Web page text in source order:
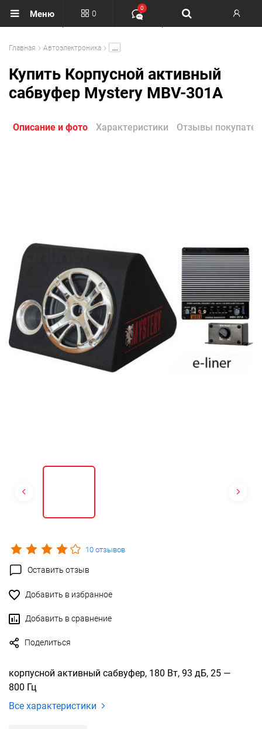
Меню 0
0
Главная Автоэлектроника
Купить Корпусной активный
сабвуфер Mystery MBV-301A
Описание и фото Характеристики Отзывы
10 отзывов
Оставить отзыв
Добавить в избранное
Добавить в сравнение
Поделиться
корпусной активный сабвуфер, 180 Вт, 93 дБ, 25 —
800 Гц
Все характеристики